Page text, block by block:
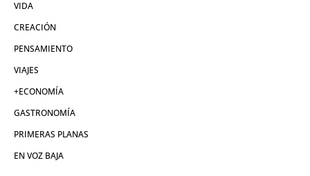
VIDA
CREACIÓN
PENSAMIENTO
VIAJES
+ECONOMÍA
GASTRONOMÍA
PRIMERAS PLANAS
EN VOZ BAJA